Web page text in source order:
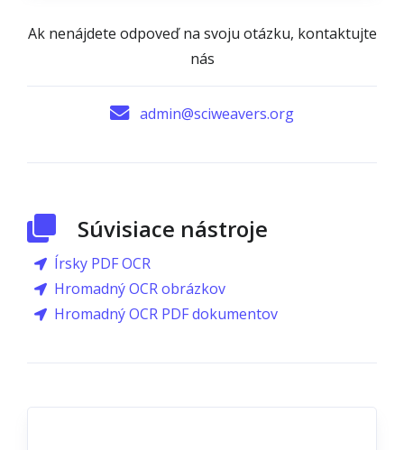
Ak nenájdete odpoveď na svoju otázku, kontaktujte
nás
admin@sciweavers.org
Súvisiace nástroje
Írsky PDF OCR
Hromadný OCR obrázkov
Hromadný OCR PDF dokumentov